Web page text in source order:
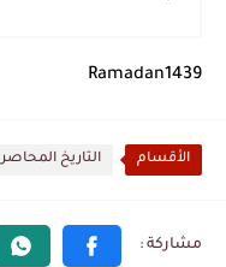
Ramadan1439
الأقسام التاريخ المحاصر